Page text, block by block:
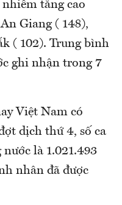
tăng cao
Giang ( 148),
( 102). Trung bình
ghi nhận trong 7
Việt Nam có
dịch thứ 4, số ca
là 1.021.493
nhân đã được